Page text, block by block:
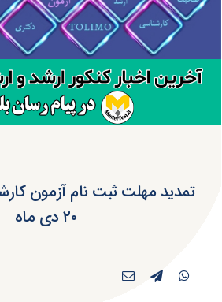
تمدید مهلت ثبت نام آزمون
۲۰ دی ماه